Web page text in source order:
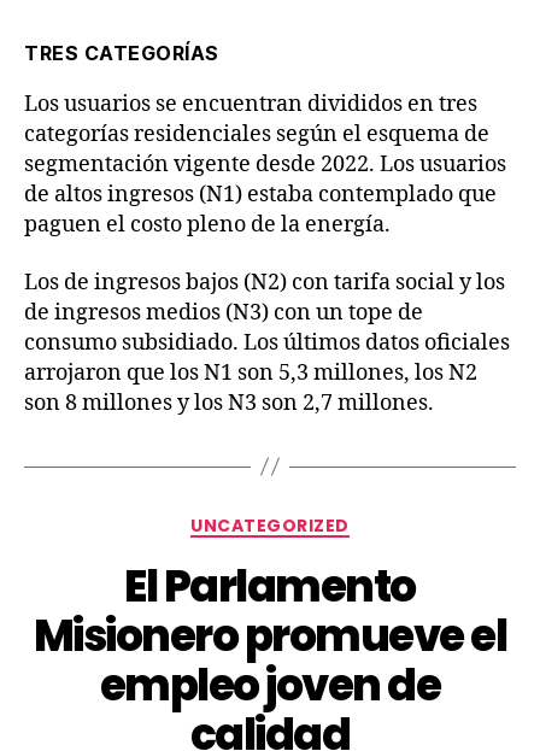
TRES CATEGORÍAS
Los usuarios se encuentran divididos en tres
categorías residenciales según el esquema de
segmentación vigente desde 2022. Los usuarios
de altos ingresos (N1) estaba contemplado que
paguen el costo pleno de la energía.
Los de ingresos bajos (N2) con tarifa social y los
de ingresos medios (N3) con un tope de
consumo subsidiado. Los últimos datos oficiales
arrojaron que los N1 son 5,3 millones, los N2
son 8 millones y los N3 son 2,7 millones.
UNCATEGORIZED
El Parlamento
Misionero promueve el
empleo joven de
calidad